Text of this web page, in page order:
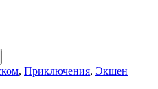
, Приключения, Экшен